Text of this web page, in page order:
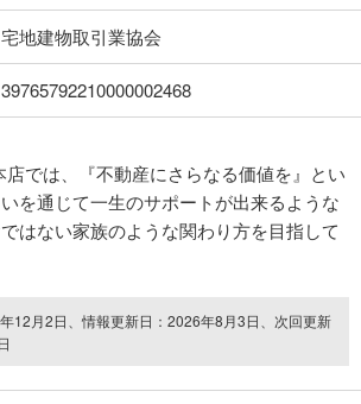
宅地建物取引業協会
39765792210000002468
では、『不動産にさらなる価値を』とい
を通じて一生のサポートが出来るような
はない家族のような関わり方を目指して
12月2日、情報更新日：2026年8月3日、次回更新